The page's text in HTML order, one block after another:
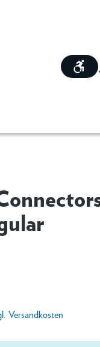
Versandkosten